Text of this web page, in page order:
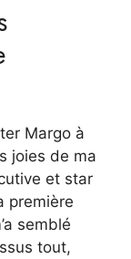
Margo à
joies de ma
et star
première
semblé
tout,